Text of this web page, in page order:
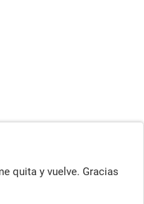
quita y vuelve. Gracias